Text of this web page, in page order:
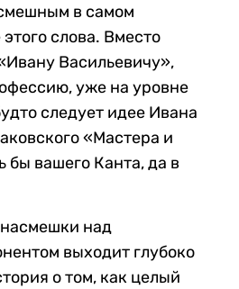
в самом
слова. Вместо
Васильевичу»,
уже на уровне
следует идее Ивана
«Мастера и
бы вашего Канта, да в
над
выходит глубоко
о том, как целый